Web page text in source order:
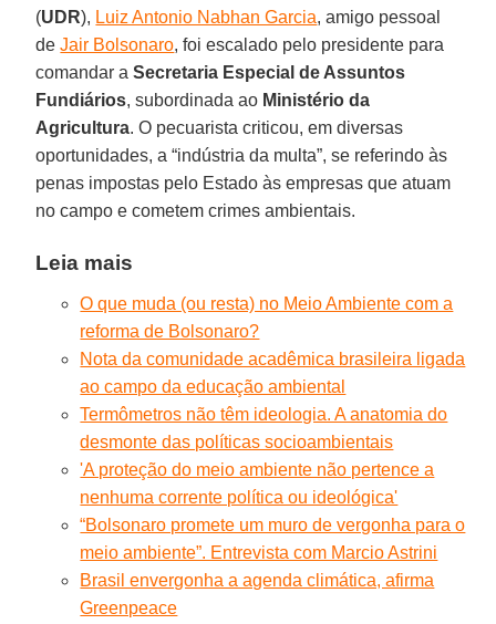
(UDR), Luiz Antonio Nabhan Garcia, amigo pessoal
deJair Bolsonaro, foi escalado pelo presidente para
comandar aSecretaria Especial de Assuntos
Fundiários, subordinada ao Ministério da
Agricultura. O pecuarista criticou, em diversas
oportunidades, a “indústria da multa”, se referindo às
penas impostas pelo Estado às empresas que atuam
no campo e cometem crimes ambientais.
Leia mais
O que muda (ou resta) no Meio Ambiente com a
reforma de Bolsonaro?
Nota da comunidade acadêmica brasileira ligada
ao campo da educação ambiental
Termômetros não têm ideologia. A anatomia do
desmonte das políticas socioambientais
'A proteção do meio ambiente não pertence a
nenhuma corrente política ou ideológica'
“Bolsonaro promete um muro de vergonha para o
meio ambiente”. Entrevista com Marcio Astrini
Brasil envergonha a agenda climática, afirma
Greenpeace